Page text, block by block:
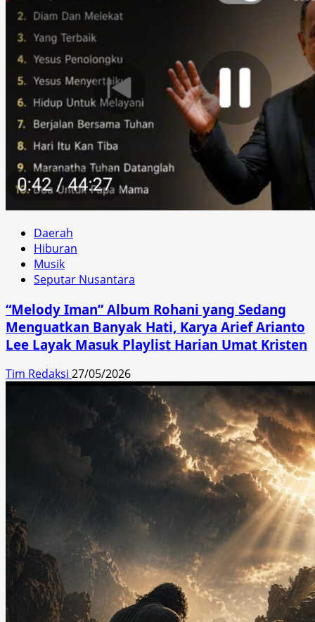
Daerah
Hiburan
Musik
Seputar Nusantara
“Melody Iman” Album Rohani yang Sedang
Menguatkan Banyak Hati, Karya Arief Arianto
Lee Layak Masuk Playlist Harian Umat Kristen
Tim Redaksi 27/05/2026